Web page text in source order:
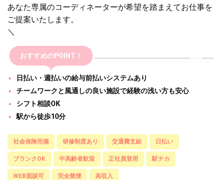
あなた専属のコーディネーターが希望を踏まえてお仕事を
ご提案いたします。
＼
おすすめのPOINT！
日払い・週払いの給与前払いシステムあり
チームワークと風通しの良い施設で経験の浅い方も安心
シフト相談OK
駅から徒歩10分
社会保険完備 研修制度あり 交通費支給 日払い
ブランクOK 中高齢者歓迎 正社員登用 駅チカ
WEB面談可 完全禁煙 高収入